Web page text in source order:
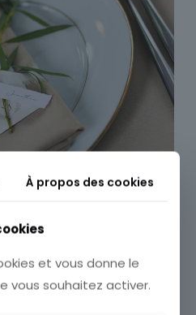
À propos des cookies
et vous donne le
vous souhaitez activer.